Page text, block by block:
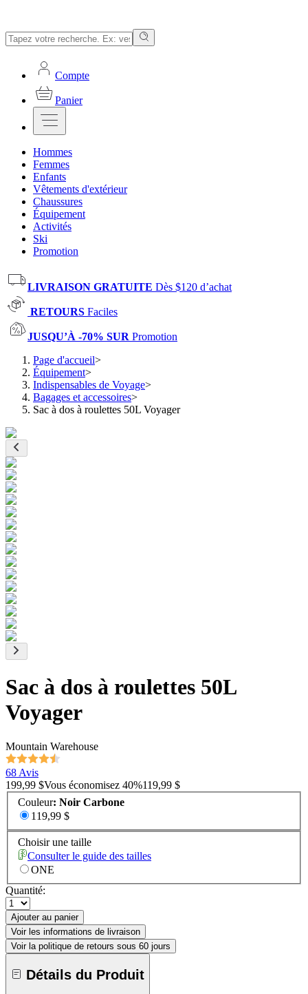
Compte
Panier
Hommes
Femmes
Enfants
Vêtements d'extérieur
Chaussures
Équipement
Activités
Ski
Promotion
LIVRAISON GRATUITE Dès $120 d’achat
RETOURS Faciles
JUSQU’À -70% SUR Promotion
Page d'accueil>
Équipement>
Indispensables de Voyage>
Bagages et accessoires>
Sac à dos à roulettes 50L Voyager
Sac à dos à roulettes 50L
Voyager
Mountain Warehouse
68 Avis
199,99 $Vous économisez 40%119,99 $
Couleur: Noir Carbone
119,99 $
Choisir une taille
Consulter le guide des tailles
ONE
Quantité:
Ajouter au panier
Voir les informations de livraison
Voir la politique de retours sous 60 jours
Détails du Produit